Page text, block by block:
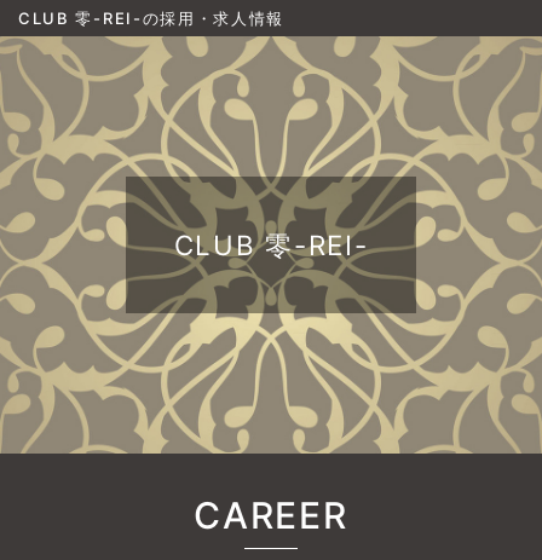
CLUB 零-REI-の採用・求人情報
CLUB 零-REI-
CAREER